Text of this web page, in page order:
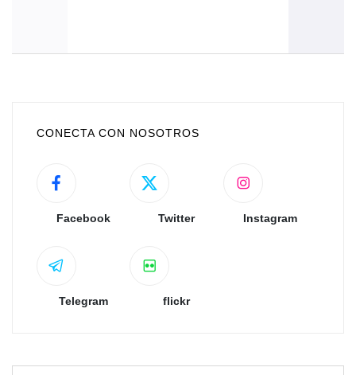
CONECTA CON NOSOTROS
Facebook Twitter Instagram
Telegram flickr